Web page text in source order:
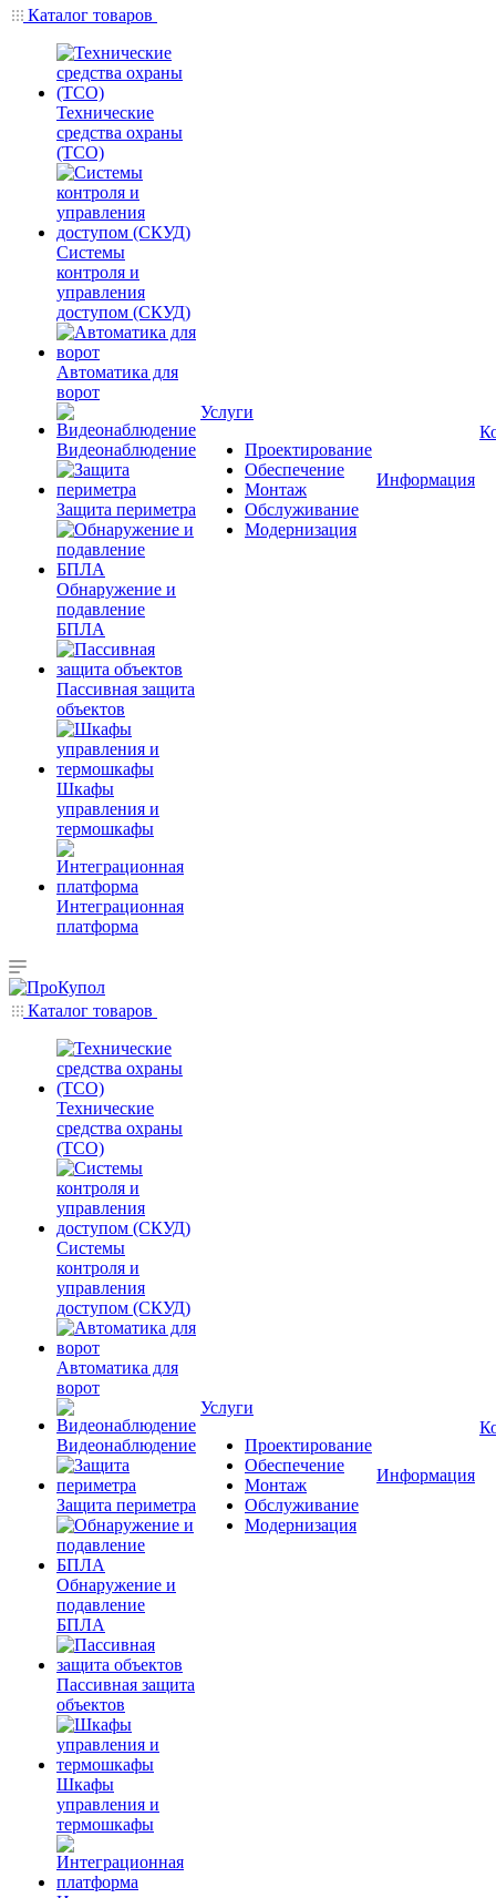
Каталог товаров
Технические
средства охраны
(ТСО)
Системы
контроля и
управления
доступом (СКУД)
Автоматика для
ворот
Видеонаблюдение
Защита периметра
Обнаружение и
подавление
БПЛА
Пассивная защита
объектов
Шкафы
управления и
термошкафы
Интеграционная
платформа
Услуги
Проектирование
Обеспечение
Монтаж
Обслуживание
Модернизация
Информация
Каталог товаров
Технические
средства охраны
(ТСО)
Системы
контроля и
управления
доступом (СКУД)
Автоматика для
ворот
Видеонаблюдение
Защита периметра
Обнаружение и
подавление
БПЛА
Пассивная защита
объектов
Шкафы
управления и
термошкафы
Услуги
Проектирование
Обеспечение
Монтаж
Обслуживание
Модернизация
Информация